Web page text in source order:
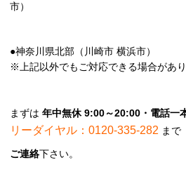
市）
●神奈川県北部（川崎市 横浜市）
※上記以外でもご対応できる場合があり
まずは 年中無休 9:00～20:00・電話一
リーダイヤル：0120-335-282 まで
ご連絡下さい。